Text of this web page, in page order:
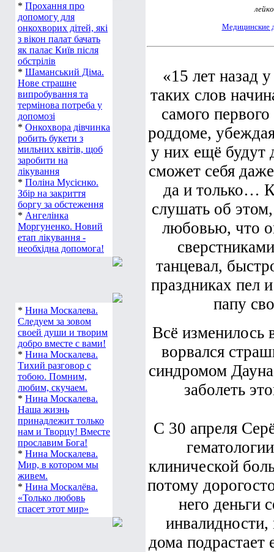
* Прохання про
допомогу для
онкохворих дітей, які
з вікон палат бачать
як палає Київ після
обстрілів
* Шаманський Діма.
Нове страшне
випробування та
термінова потреба у
допомозі
* Онкохвора дівчинка
робить букети з
мильних квітів, щоб
заробити на
лікування
* Поліна Мусієнко.
Збір на закриття
боргу за обстеження
* Ангелінка
Моргуненко. Новий
етап лікування -
необхідна допомога!
* Нина Москалева.
Следуем за зовом
своей души и творим
добро вместе с вами!
* Нина Москалева.
Тихий разговор с
тобою. Помним,
любим, скучаем.
* Нина Москалева.
Наша жизнь
принадлежит только
нам и Творцу! Вместе
прославим Бога!
* Нина Москалева.
Мир, в котором мы
живем.
* Нина Москалёва.
«Только любовь
спасет этот мир»
Медицинские
«15 лет назад
таких слов
самого
роддоме,
у них ещё будут
сможет себя
да и только… К
слушать об
любовью, что
танцевал,
праздниках пел
папу
Всё изменилось
ворвался
синдромом
заболеть
С 30 апреля
клинической
потому
него деньги
дома